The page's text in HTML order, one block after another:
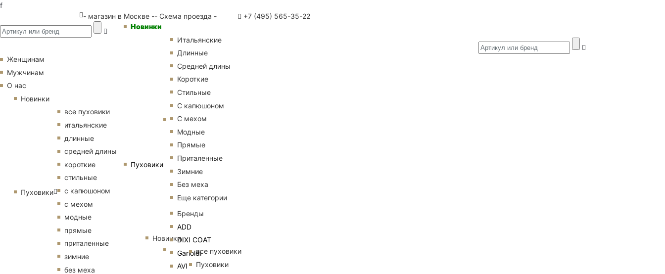
f
- магазин в Москве -- Схема проезда - +7 (495) 565-35-22
Новинки
Пуховики
Итальянские
Длинные
Средней длины
Короткие
Стильные
С капюшоном
С мехом
Модные
Прямые
Приталенные
Зимние
Без меха
Еще категории
Бренды
ADD
DIXI COAT
Garioldi
AVI
Женщинам
Мужчинам
О нас
Новинки
Пуховики
все пуховики
итальянские
длинные
средней длины
короткие
стильные
с капюшоном
с мехом
модные
прямые
приталенные
зимние
без меха
Новинки
все пуховики
Пуховики